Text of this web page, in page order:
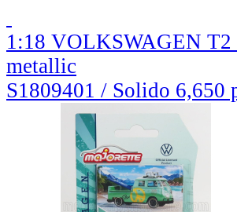
1:18 VOLKSWAGEN T2
metallic
S1809401 / Solido 6,650